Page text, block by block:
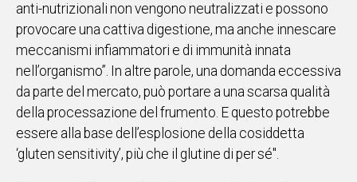
anti-nutrizionali non vengono neutralizzati e possono
provocare una cattiva digestione, ma anche innescare
meccanismi infiammatori e di immunità innata
nell’organismo”. In altre parole, una domanda eccessiva
da parte del mercato, può portare a una scarsa qualità
della processazione del frumento. E questo potrebbe
essere alla base dell’esplosione della cosiddetta
‘gluten sensitivity’, più che il glutine di per sé".